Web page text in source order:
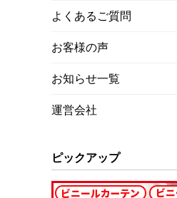
よくあるご質問
お客様の声
お知らせ一覧
運営会社
ピックアップ